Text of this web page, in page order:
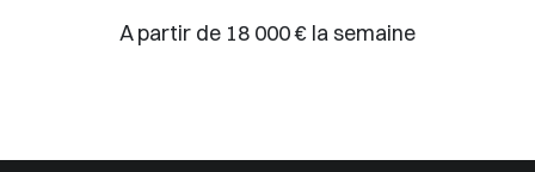
A partir de 18 000 € la semaine